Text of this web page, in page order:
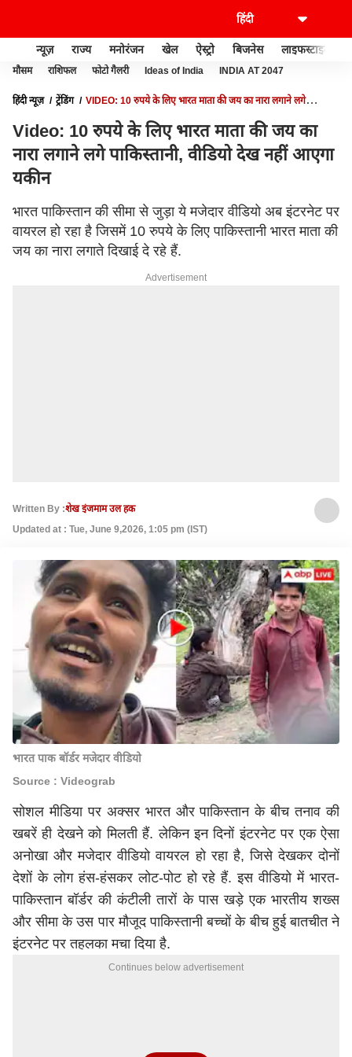
न्यूज़ राज्य मनोरंजन खेल ऐस्ट्रो बिजनेस लाइफस्टाइल
मौसम राशिफल फोटो गैलरी Ideas of India INDIA AT 2047
हिंदी न्यूज़ ट्रेंडिंग
VIDEO: 10 रुपये के लिए भारत माता की जय का नारा लगाने लगे
Video: 10 रुपये के लिए भारत माता की जय का
नारा लगाने लगे पाकिस्तानी, वीडियो देख नहीं आएगा
यकीन
भारत पाकिस्तान की सीमा से जुड़ा ये मजेदार वीडियो अब इंटरनेट पर
वायरल हो रहा है जिसमें 10 रुपये के लिए पाकिस्तानी भारत माता की
जय का नारा लगाते दिखाई दे रहे हैं.
Advertisement
Written By :शेख इंजमाम उल हक
Updated at : Tue, June 9,2026, 1:05 pm (IST)
भारत पाक बॉर्डर मजेदार वीडियो
Source : Videograb
सोशल मीडिया पर अक्सर भारत और पाकिस्तान के बीच तनाव की
खबरें ही देखने को मिलती हैं. लेकिन इन दिनों इंटरनेट पर एक ऐसा
अनोखा और मजेदार वीडियो वायरल हो रहा है, जिसे देखकर दोनों
देशों के लोग हंस-हंसकर लोट-पोट हो रहे हैं. इस वीडियो में भारत-
पाकिस्तान बॉर्डर की कंटीली तारों के पास खड़े एक भारतीय शख्स
और सीमा के उस पार मौजूद पाकिस्तानी बच्चों के बीच हुई बातचीत ने
इंटरनेट पर तहलका मचा दिया है.
Continues below advertisement